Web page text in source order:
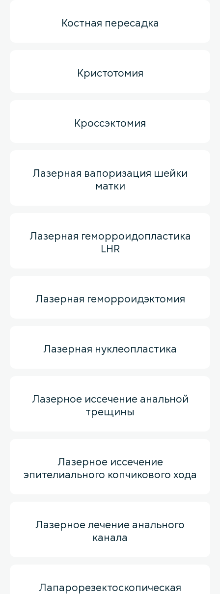
Костная пересадка
Кристотомия
Кроссэктомия
Лазерная вапоризация шейки
матки
Лазерная геморроидопластика
LHR
Лазерная геморроидэктомия
Лазерная нуклеопластика
Лазерное иссечение анальной
трещины
Лазерное иссечение
эпителиального копчикового хода
Лазерное лечение анального
канала
Лапарорезектоскопическая